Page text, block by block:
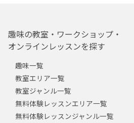
趣味の教室・ワークショップ・
オンラインレッスンを探す
趣味一覧
教室エリア一覧
教室ジャンル一覧
無料体験レッスンエリア一覧
無料体験レッスンジャンル一覧